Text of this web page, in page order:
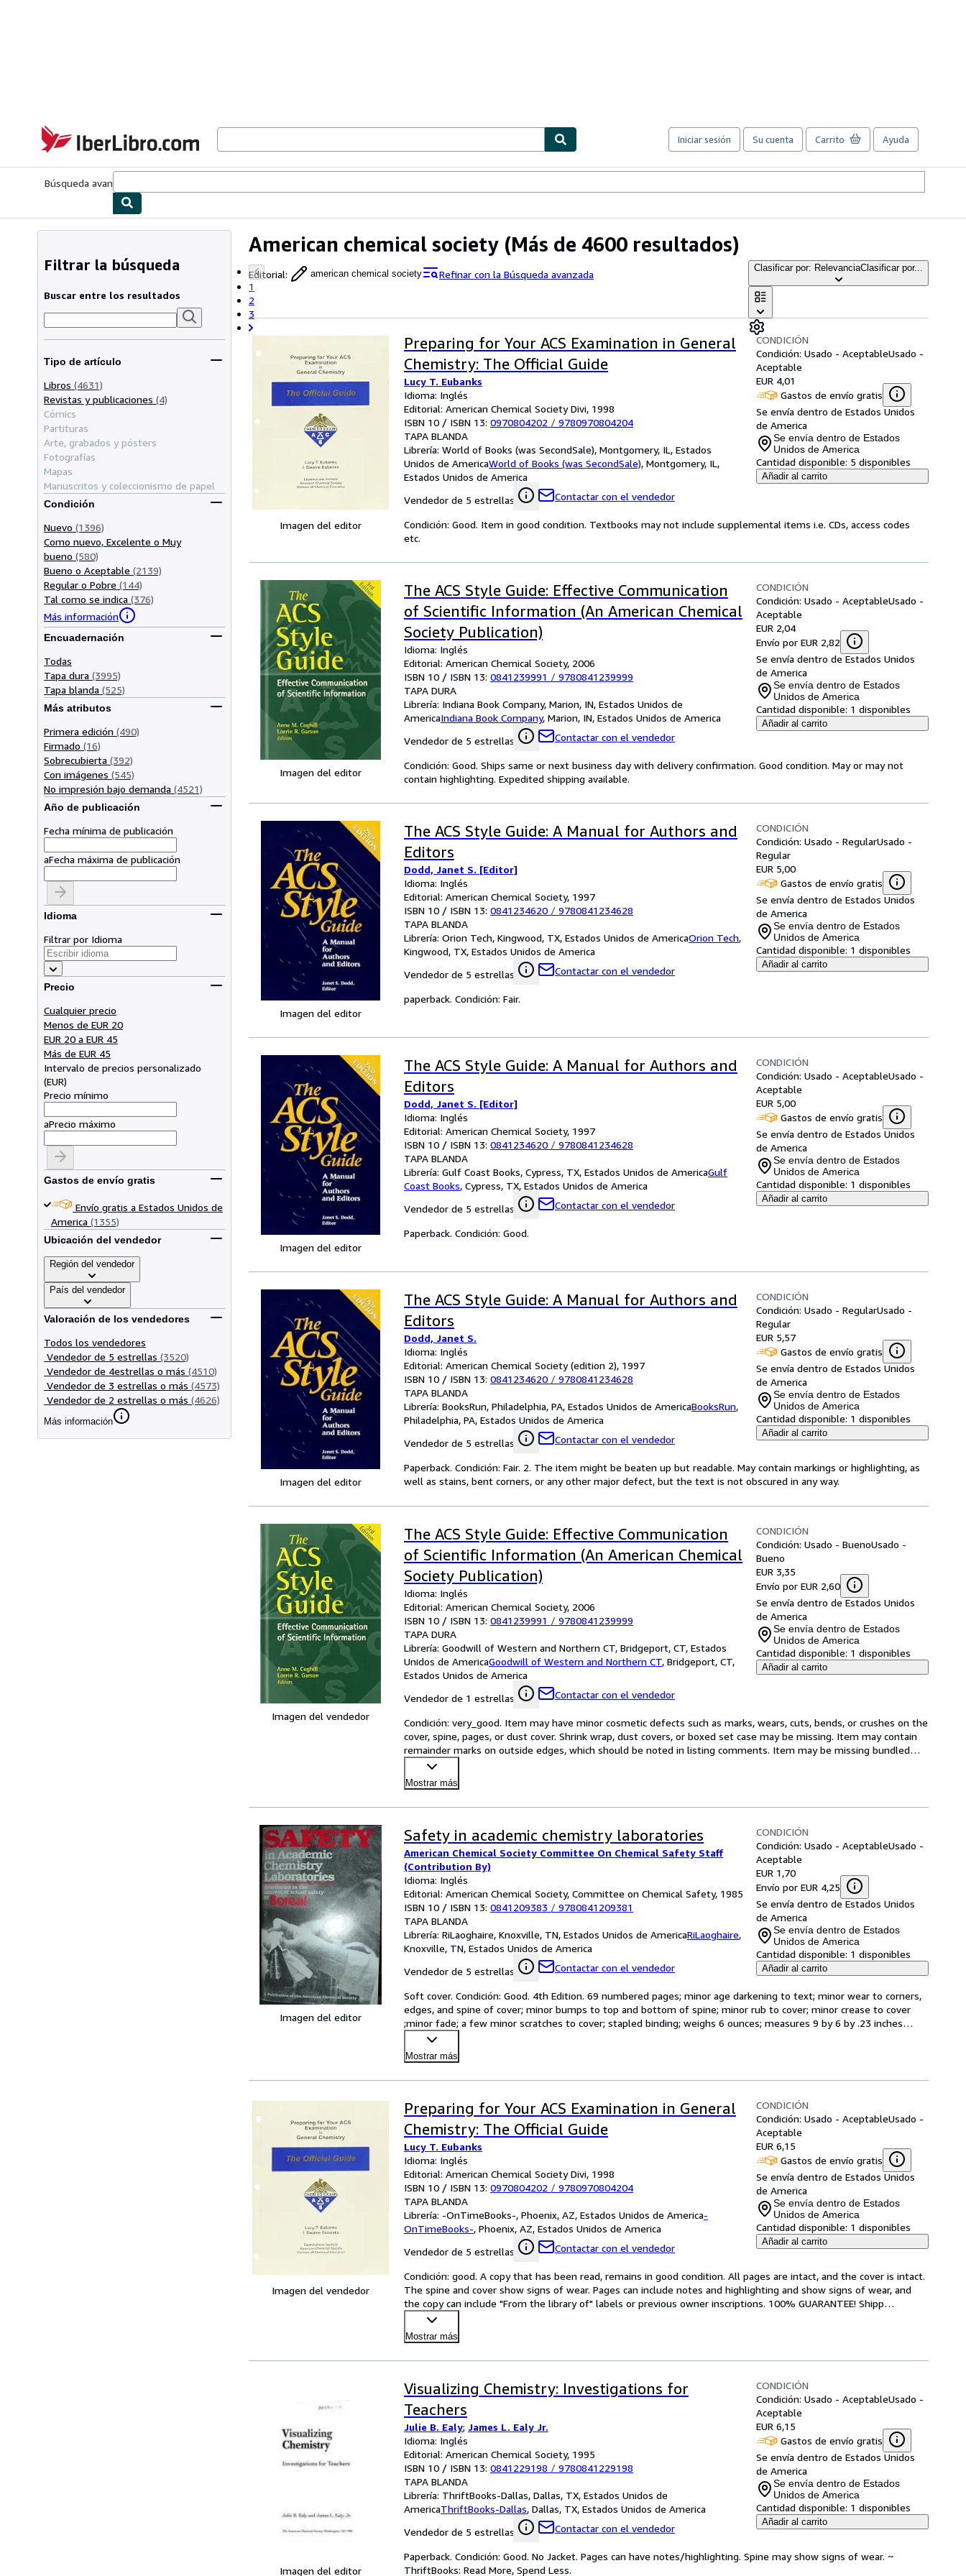
IberLibro.com
Iniciar sesión Su cuenta Carrito Ayuda
Búsqueda avanzada
American chemical society (Más de 4600 resultados)
Editorial: american chemical society
Refinar con la Búsqueda avanzada
1
2
3
Clasificar por: RelevanciaClasificar por...
Filtrar la búsqueda
Buscar entre los resultados
Tipo de artículo
Libros (4631)
Revistas y publicaciones (4)
Cómics
Partituras
Arte, grabados y pósters
Fotografías
Mapas
Manuscritos y coleccionismo de papel
Condición
Nuevo (1396)
Como nuevo, Excelente o Muy
bueno (580)
Bueno o Aceptable (2139)
Regular o Pobre (144)
Tal como se indica (376)
Más información
Encuadernación
Todas
Tapa dura (3995)
Tapa blanda (525)
Más atributos
Primera edición (490)
Firmado (16)
Sobrecubierta (392)
Con imágenes (545)
No impresión bajo demanda (4521)
Año de publicación
Fecha mínima de publicación
aFecha máxima de publicación
Idioma
Filtrar por Idioma
Precio
Cualquier precio
Menos de EUR 20
EUR 20 a EUR 45
Más de EUR 45
Intervalo de precios personalizado
(EUR)
Precio mínimo
aPrecio máximo
Gastos de envío gratis
Envío gratis a Estados Unidos de
America (1355)
Ubicación del vendedor
Región del vendedor
País del vendedor
Valoración de los vendedores
Todos los vendedores
Vendedor de 5 estrellas (3520)
Vendedor de 4estrellas o más (4510)
Vendedor de 3 estrellas o más (4573)
Vendedor de 2 estrellas o más (4626)
Más información
Imagen del editor
Preparing for Your ACS Examination in General
Chemistry: The Official Guide
Lucy T. Eubanks
Idioma: Inglés
Editorial: American Chemical Society Divi, 1998
ISBN 10 / ISBN 13: 0970804202 / 9780970804204
TAPA BLANDA
Librería: World of Books (was SecondSale), Montgomery, IL, Estados
Unidos de AmericaWorld of Books (was SecondSale), Montgomery, IL,
Estados Unidos de America
Vendedor de 5 estrellas
Contactar con el vendedor
CONDICIÓN
Condición: Usado - AceptableUsado -
Aceptable
EUR 4,01
Gastos de envío gratis
Se envía dentro de Estados Unidos
de America
Se envía dentro de Estados
Unidos de America
Cantidad disponible: 5 disponibles
Añadir al carrito
Condición: Good. Item in good condition. Textbooks may not include supplemental items i.e. CDs, access codes
etc.
Imagen del editor
The ACS Style Guide: Effective Communication
of Scientific Information (An American Chemical
Society Publication)
Idioma: Inglés
Editorial: American Chemical Society, 2006
ISBN 10 / ISBN 13: 0841239991 / 9780841239999
TAPA DURA
Librería: Indiana Book Company, Marion, IN, Estados Unidos de
AmericaIndiana Book Company, Marion, IN, Estados Unidos de America
Vendedor de 5 estrellas
Contactar con el vendedor
CONDICIÓN
Condición: Usado - AceptableUsado -
Aceptable
EUR 2,04
Envío por EUR 2,82
Se envía dentro de Estados Unidos
de America
Se envía dentro de Estados
Unidos de America
Cantidad disponible: 1 disponibles
Añadir al carrito
Condición: Good. Ships same or next business day with delivery confirmation. Good condition. May or may not
contain highlighting. Expedited shipping available.
Imagen del editor
The ACS Style Guide: A Manual for Authors and
Editors
Dodd, Janet S. [Editor]
Idioma: Inglés
Editorial: American Chemical Society, 1997
ISBN 10 / ISBN 13: 0841234620 / 9780841234628
TAPA BLANDA
Librería: Orion Tech, Kingwood, TX, Estados Unidos de AmericaOrion Tech,
Kingwood, TX, Estados Unidos de America
Vendedor de 5 estrellas
Contactar con el vendedor
CONDICIÓN
Condición: Usado - RegularUsado -
Regular
EUR 5,00
Gastos de envío gratis
Se envía dentro de Estados Unidos
de America
Se envía dentro de Estados
Unidos de America
Cantidad disponible: 1 disponibles
Añadir al carrito
paperback. Condición: Fair.
Imagen del editor
The ACS Style Guide: A Manual for Authors and
Editors
Dodd, Janet S. [Editor]
Idioma: Inglés
Editorial: American Chemical Society, 1997
ISBN 10 / ISBN 13: 0841234620 / 9780841234628
TAPA BLANDA
Librería: Gulf Coast Books, Cypress, TX, Estados Unidos de AmericaGulf
Coast Books, Cypress, TX, Estados Unidos de America
Vendedor de 5 estrellas
Contactar con el vendedor
CONDICIÓN
Condición: Usado - AceptableUsado -
Aceptable
EUR 5,00
Gastos de envío gratis
Se envía dentro de Estados Unidos
de America
Se envía dentro de Estados
Unidos de America
Cantidad disponible: 1 disponibles
Añadir al carrito
Paperback. Condición: Good.
Imagen del editor
The ACS Style Guide: A Manual for Authors and
Editors
Dodd, Janet S.
Idioma: Inglés
Editorial: American Chemical Society (edition 2), 1997
ISBN 10 / ISBN 13: 0841234620 / 9780841234628
TAPA BLANDA
Librería: BooksRun, Philadelphia, PA, Estados Unidos de AmericaBooksRun,
Philadelphia, PA, Estados Unidos de America
Vendedor de 5 estrellas
Contactar con el vendedor
CONDICIÓN
Condición: Usado - RegularUsado -
Regular
EUR 5,57
Gastos de envío gratis
Se envía dentro de Estados Unidos
de America
Se envía dentro de Estados
Unidos de America
Cantidad disponible: 1 disponibles
Añadir al carrito
Paperback. Condición: Fair. 2. The item might be beaten up but readable. May contain markings or highlighting, as
well as stains, bent corners, or any other major defect, but the text is not obscured in any way.
Imagen del vendedor
The ACS Style Guide: Effective Communication
of Scientific Information (An American Chemical
Society Publication)
Idioma: Inglés
Editorial: American Chemical Society, 2006
ISBN 10 / ISBN 13: 0841239991 / 9780841239999
TAPA DURA
Librería: Goodwill of Western and Northern CT, Bridgeport, CT, Estados
Unidos de AmericaGoodwill of Western and Northern CT, Bridgeport, CT,
Estados Unidos de America
Vendedor de 1 estrellas
Contactar con el vendedor
CONDICIÓN
Condición: Usado - BuenoUsado -
Bueno
EUR 3,35
Envío por EUR 2,60
Se envía dentro de Estados Unidos
de America
Se envía dentro de Estados
Unidos de America
Cantidad disponible: 1 disponibles
Añadir al carrito
Condición: very_good. Item may have minor cosmetic defects such as marks, wears, cuts, bends, or crushes on the
cover, spine, pages, or dust cover. Shrink wrap, dust covers, or boxed set case may be missing. Item may contain
remainder marks on outside edges, which should be noted in listing comments. Item may be missing bundled…
Mostrar más
Imagen del editor
Safety in academic chemistry laboratories
American Chemical Society Committee On Chemical Safety Staff
(Contribution By)
Idioma: Inglés
Editorial: American Chemical Society, Committee on Chemical Safety, 1985
ISBN 10 / ISBN 13: 0841209383 / 9780841209381
TAPA BLANDA
Librería: RiLaoghaire, Knoxville, TN, Estados Unidos de AmericaRiLaoghaire,
Knoxville, TN, Estados Unidos de America
Vendedor de 5 estrellas
Contactar con el vendedor
CONDICIÓN
Condición: Usado - AceptableUsado -
Aceptable
EUR 1,70
Envío por EUR 4,25
Se envía dentro de Estados Unidos
de America
Se envía dentro de Estados
Unidos de America
Cantidad disponible: 1 disponibles
Añadir al carrito
Soft cover. Condición: Good. 4th Edition. 69 numbered pages; minor age darkening to text; minor wear to corners,
edges, and spine of cover; minor bumps to top and bottom of spine; minor rub to cover; minor crease to cover
;minor fade; a few minor scratches to cover; stapled binding; weighs 6 ounces; measures 9 by 6 by .23 inches…
Mostrar más
Imagen del vendedor
Preparing for Your ACS Examination in General
Chemistry: The Official Guide
Lucy T. Eubanks
Idioma: Inglés
Editorial: American Chemical Society Divi, 1998
ISBN 10 / ISBN 13: 0970804202 / 9780970804204
TAPA BLANDA
Librería: -OnTimeBooks-, Phoenix, AZ, Estados Unidos de America-
OnTimeBooks-, Phoenix, AZ, Estados Unidos de America
Vendedor de 5 estrellas
Contactar con el vendedor
CONDICIÓN
Condición: Usado - AceptableUsado -
Aceptable
EUR 6,15
Gastos de envío gratis
Se envía dentro de Estados Unidos
de America
Se envía dentro de Estados
Unidos de America
Cantidad disponible: 1 disponibles
Añadir al carrito
Condición: good. A copy that has been read, remains in good condition. All pages are intact, and the cover is intact.
The spine and cover show signs of wear. Pages can include notes and highlighting and show signs of wear, and
the copy can include "From the library of" labels or previous owner inscriptions. 100% GUARANTEE! Shipp…
Mostrar más
Imagen del editor
Visualizing Chemistry: Investigations for
Teachers
Julie B. Ealy; James L. Ealy Jr.
Idioma: Inglés
Editorial: American Chemical Society, 1995
ISBN 10 / ISBN 13: 0841229198 / 9780841229198
TAPA BLANDA
Librería: ThriftBooks-Dallas, Dallas, TX, Estados Unidos de
AmericaThriftBooks-Dallas, Dallas, TX, Estados Unidos de America
Vendedor de 5 estrellas
Contactar con el vendedor
CONDICIÓN
Condición: Usado - AceptableUsado -
Aceptable
EUR 6,15
Gastos de envío gratis
Se envía dentro de Estados Unidos
de America
Se envía dentro de Estados
Unidos de America
Cantidad disponible: 1 disponibles
Añadir al carrito
Paperback. Condición: Good. No Jacket. Pages can have notes/highlighting. Spine may show signs of wear. ~
ThriftBooks: Read More, Spend Less.